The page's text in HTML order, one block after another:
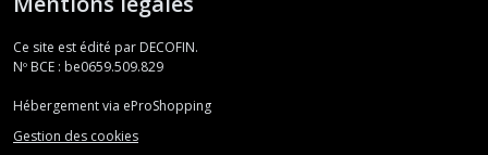
Ce site est édité par DECOFIN.
Nº BCE : be0659.509.829
Hébergement via eProShopping
Gestion des cookies